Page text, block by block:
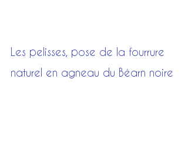
Les pelisses, pose de la fourrure
naturel en agneau du Béarn noire